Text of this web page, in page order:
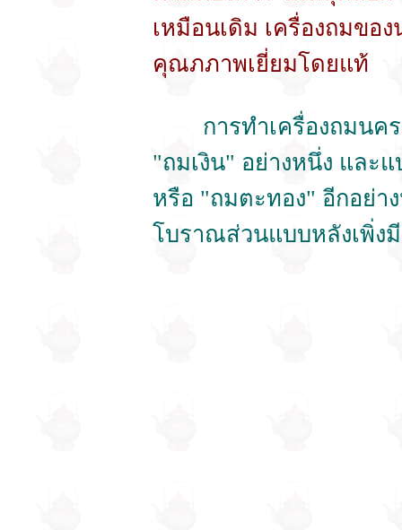
เหมือนเดิม เครื่องถมขอ
คุณภภาพเยี่ยมโดยแท้
การทำเครื่องถมนคร
"ถมเงิน" อย่างหนึ่ง และ
หรือ "ถมตะทอง" อีกอย่า
โบราณส่วนแบบหลังเพิ่ง